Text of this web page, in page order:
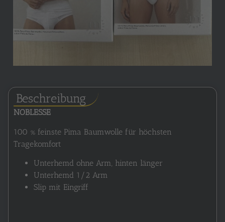
Beschreibung
NOBLESSE
100 % feinste Pima Baumwolle für höchsten
Tragekomfort
Unterhemd ohne Arm, hinten länger
Unterhemd 1/2 Arm
Slip mit Eingriff